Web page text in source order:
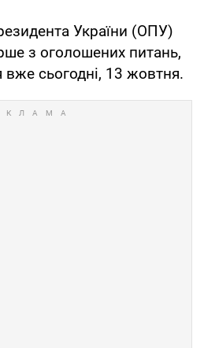
України (ОПУ)
з оголошених питань,
сьогодні, 13 жовтня.